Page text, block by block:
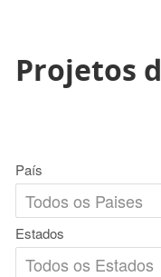
Projetos
País
Estados